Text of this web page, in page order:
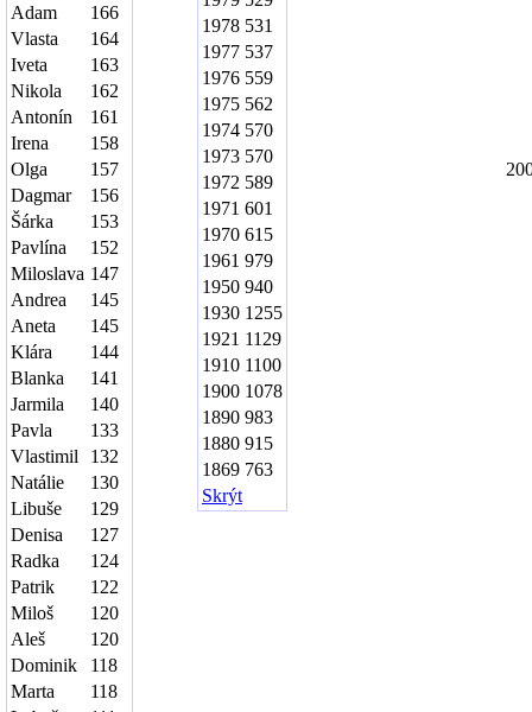
Adam
166
Vlasta
164
Iveta
163
Nikola
162
Antonín
161
Irena
158
Olga
157
Dagmar
156
Šárka
153
Pavlína
152
Miloslava 147
Andrea
145
Aneta
145
Klára
144
Blanka
141
Jarmila
140
Pavla
133
Vlastimil
132
Natálie
130
Libuše
129
Denisa
127
Radka
124
Patrik
122
Miloš
120
Aleš
120
Dominik
118
Marta
118
1978 531
1977 537
1976 559
1975 562
1974 570
1973 570
1972 589
1971 601
1970 615
1961 979
1950 940
1930 1255
1921 1129
1910 1100
1900 1078
1890 983
1880 915
1869 763
Skrýt